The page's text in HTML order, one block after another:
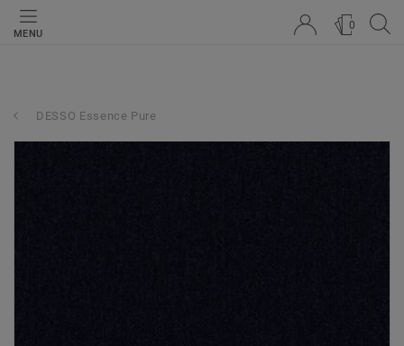
MENU
0
DESSO Essence Pure